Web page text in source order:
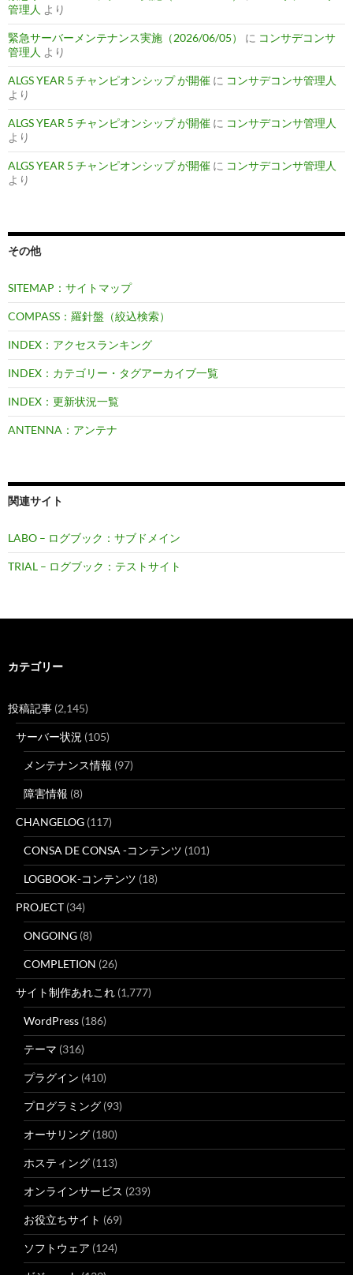
管理人 より
緊急サーバーメンテナンス実施（2026/06/05） に コンサデコンサ
管理人 より
ALGS YEAR 5 チャンピオンシップ が開催 に コンサデコンサ管理人
より
ALGS YEAR 5 チャンピオンシップ が開催 に コンサデコンサ管理人
より
ALGS YEAR 5 チャンピオンシップ が開催 に コンサデコンサ管理人
より
その他
SITEMAP：サイトマップ
COMPASS：羅針盤（絞込検索）
INDEX：アクセスランキング
INDEX：カテゴリー・タグアーカイブ一覧
INDEX：更新状況一覧
ANTENNA：アンテナ
関連サイト
LABO – ログブック：サブドメイン
TRIAL – ログブック：テストサイト
カテゴリー
投稿記事 (2,145)
サーバー状況 (105)
メンテナンス情報 (97)
障害情報 (8)
CHANGELOG (117)
CONSA DE CONSA -コンテンツ (101)
LOGBOOK-コンテンツ (18)
PROJECT (34)
ONGOING (8)
COMPLETION (26)
サイト制作あれこれ (1,777)
WordPress (186)
テーマ (316)
プラグイン (410)
プログラミング (93)
オーサリング (180)
ホスティング (113)
オンラインサービス (239)
お役立ちサイト (69)
ソフトウェア (124)